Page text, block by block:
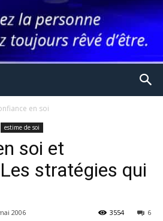
en soi
estime de soi
soi et
stratégies qui
2006 6
3554